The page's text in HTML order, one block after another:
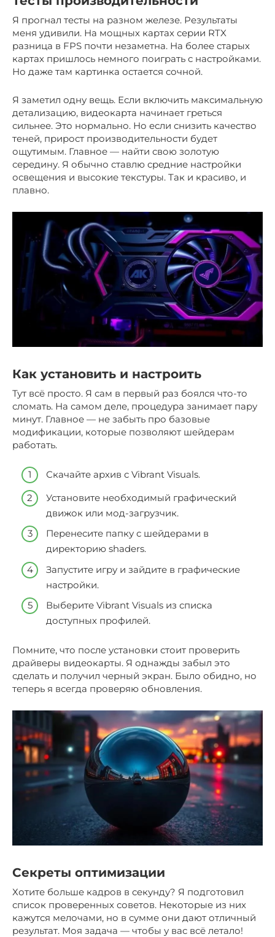
Я прогнал тесты на разном железе. Результаты
меня удивили. На мощных картах серии RTX
разница в FPS почти незаметна. На более старых
картах пришлось немного поиграть с настройками.
Но даже там картинка остается сочной.
Я заметил одну вещь. Если включить максимальную
детализацию, видеокарта начинает греться
сильнее. Это нормально. Но если снизить качество
теней, прирост производительности будет
ощутимым. Главное — найти свою золотую
середину. Я обычно ставлю средние настройки
освещения и высокие текстуры. Так и красиво, и
плавно.
Как установить и настроить
Тут всё просто. Я сам в первый раз боялся что-то
сломать. На самом деле, процедура занимает пару
минут. Главное — не забыть про базовые
модификации, которые позволяют шейдерам
работать.
Скачайте архив с Vibrant Visuals.
Установите необходимый графический
движок или мод-загрузчик.
Перенесите папку с шейдерами в
директорию shaders.
Запустите игру и зайдите в графические
настройки.
Выберите Vibrant Visuals из списка
доступных профилей.
Помните, что после установки стоит проверить
драйверы видеокарты. Я однажды забыл это
сделать и получил черный экран. Было обидно, но
теперь я всегда проверяю обновления.
Секреты оптимизации
Хотите больше кадров в секунду? Я подготовил
список проверенных советов. Некоторые из них
кажутся мелочами, но в сумме они дают отличный
результат. Моя задача — чтобы у вас всё летало!